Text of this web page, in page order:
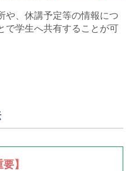
や、休講予定等の情報につ
で学生へ共有することが可
要】